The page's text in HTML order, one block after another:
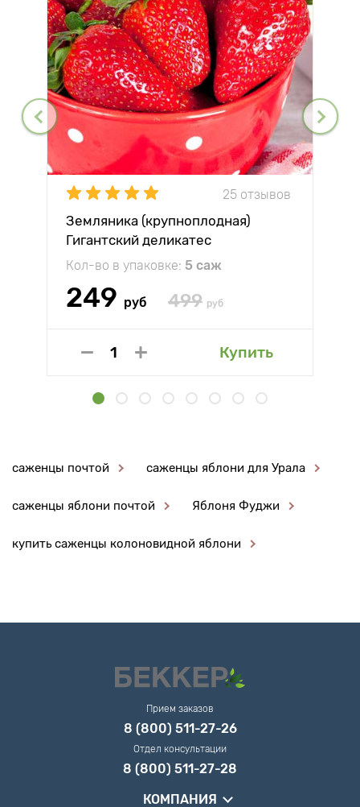
25 отзывов
Земляника (крупноплодная)
Гигантский деликатес
Кол-во в упаковке: 5 саж
249 руб 499 руб
Купить
саженцы почтой саженцы яблони для Урала
саженцы яблони почтой Яблоня Фуджи
купить саженцы колоновидной яблони
Прием заказов
8 (800) 511-27-26
Отдел консультации
8 (800) 511-27-28
КОМПАНИЯ